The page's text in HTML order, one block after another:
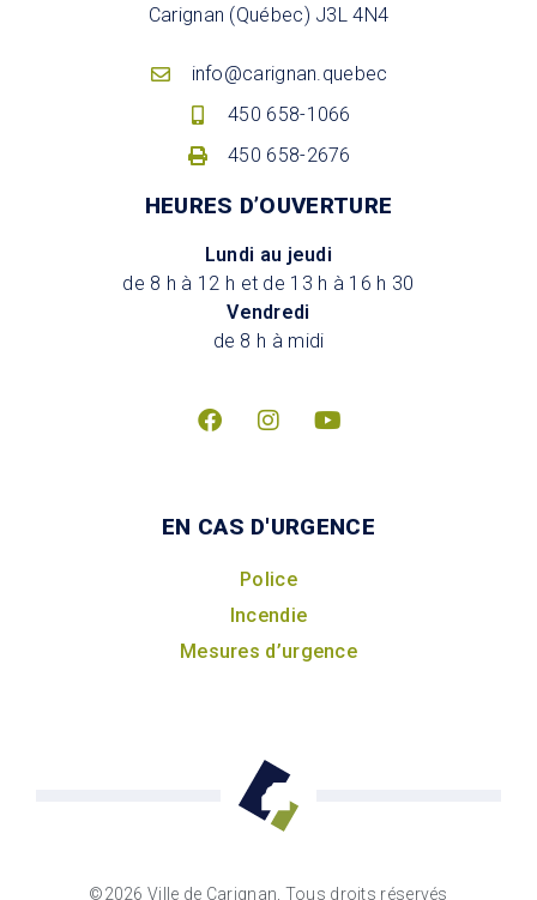
Carignan (Québec) J3L 4N4
info@carignan.quebec
450 658-1066
450 658-2676
HEURES D’OUVERTURE
Lundi au jeudi
de 8 h à 12 h et de 13 h à 16 h 30
Vendredi
de 8 h à midi
EN CAS D'URGENCE
Police
Incendie
Mesures d’urgence
©2026 Ville de Carignan, Tous droits réservés